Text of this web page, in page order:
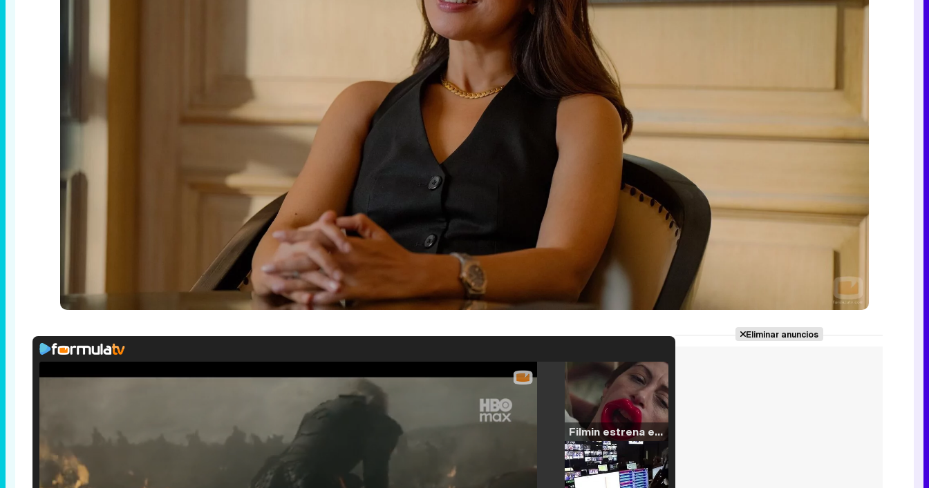
Filmin estrena el tráiler de 'Millennial Mal', su nueva comedia universitaria de la mano de Lorena Iglesias
Eliminar anuncios